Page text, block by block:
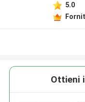
5.0
Ottieni